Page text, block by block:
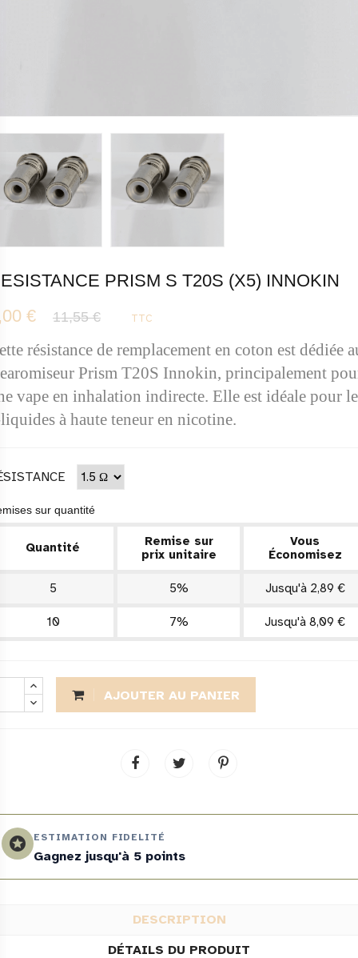
PRISM S T20S (X5) INNOKIN
€
11,55 € TTC
résistance de remplacement en coton est dédiée
Prism T20S Innokin, principalement
vape en inhalation indirecte. Elle est idéale pour
à haute teneur en nicotine.
sur quantité
Quantité
Remise sur
prix unitaire
Vous
Économisez
5 5% Jusqu'à 2,89 €
10 7% Jusqu'à 8,09 €
AJOUTER AU PANIER
stars ESTIMATION FIDELITÉ
Gagnez jusqu'à 5 points
DESCRIPTION
DÉTAILS DU PRODUIT